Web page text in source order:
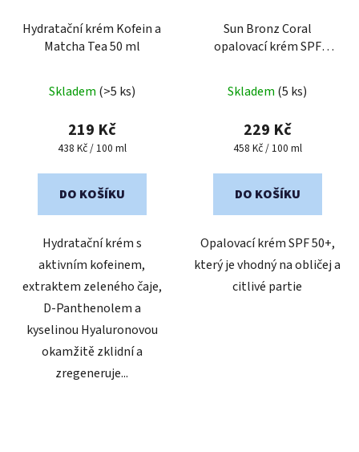
Hydratační krém Kofein a
Matcha Tea 50 ml
hodnocení
produktu
je
z
Skladem (>5 ks)
219 Kč
Měrná
438 Kč / 100 ml
DO KOŠÍKU
Hydratační krém s
aktivním kofeinem,
extraktem zeleného čaje,
D-Panthenolem a
kyselinou Hyaluronovou
okamžitě zklidní a
zregeneruje...
Sun Bronz Coral
opalovací krém SPF
Skladem (5 ks)
229 Kč
Měrná
458 Kč / 100 ml
DO KOŠÍKU
Opalovací krém SPF 50+,
který je vhodný na obličej a
citlivé partie